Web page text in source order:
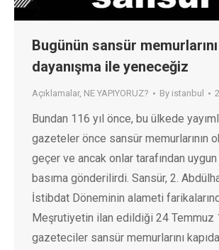
Bugünün sansür memurlarını
dayanışma ile yeneceğiz
Açıklamalar, NE YAPIYORUZ? By istanbul
Bundan 116 yıl önce, bu ülkede
gazeteler önce sansür memurlarının
geçer ve ancak onlar tarafından
basıma gönderilirdi. Sansür, 2.
İstibdat Döneminin alameti
Meşrutiyetin ilan edildiği 24 Temmuz
gazeteciler sansür memurlarını